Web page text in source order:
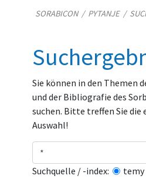
SORABICON/ PYTANJE/
Sie können in den Themen
und der Bibliografie des
suchen. Bitte treffen Sie die
Auswahl!
Suchquelle / -index:
temy